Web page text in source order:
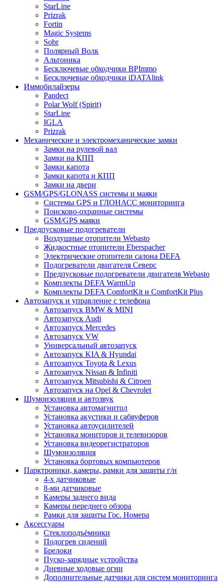
StarLine
Prizrak
Fortin
Magic Systems
Sobr
Полярный Волк
Альтоника
Бесключевые обходчики BPImmo
Бесключевые обходчики iDATAlink
Иммобилайзеры
Pandect
Polar Wolf (Spirit)
StarLine
IGLA
Prizrak
Механические и электромеханические замки
Замки на рулевой вал
Замки на КПП
Замки капота
Замки капота и КПП
Замки на двери
GSM/GPS/GLONASS системы и маяки
Системы GPS и ГЛОНАСС мониторинга
Поисково-охранные системы
GSM/GPS маяки
Предпусковые подогреватели
Воздушные отопители Webasto
Жидкостные отопители Eberspacher
Электрические отопители салона DEFA
Подогреватели двигателя Северс
Предпусковые подогреватели двигателя Webasto
Комплекты DEFA WarmUp
Комплекты DEFA ComfortKit и ComfortKit Plus
Автозапуск и управление с телефона
Автозапуск BMW & MINI
Автозапуск Audi
Автозапуск Mercedes
Автозапуск VW
Универсальный автозапуск
Автозапуск KIA & Hyundai
Автозапуск Toyota & Lexus
Автозапуск Nissan & Infiniti
Автозапуск Mitsubishi & Citroen
Автозапуск на Opel & Chevrolet
Шумоизоляция и автозвук
Установка автомагнитол
Установка акустики и сабвуферов
Установка автоусилителей
Установка мониторов и телевизоров
Установка видеорегистраторов
Шумоизоляция
Установка бортовых компьютеров
Парктроники, камеры, рамки для защиты г/н
4-х датчиковые
8-ми датчиковые
Камеры заднего вида
Камеры переднего обзора
Рамки для защиты Гос. Номера
Аксессуары
Стеклоподъёмники
Подогрев сидений
Брелоки
Пуско-зарядные устройства
Дневные ходовые огни
Дополнительные датчики для систем мониторинга